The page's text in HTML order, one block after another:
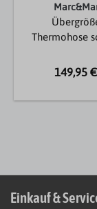
Thermohose
149,95
Einkauf &